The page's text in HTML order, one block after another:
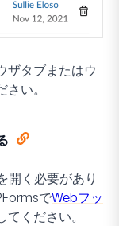
ザタブまたはウ
い。
開く必要があり
でWebフッ
ください。